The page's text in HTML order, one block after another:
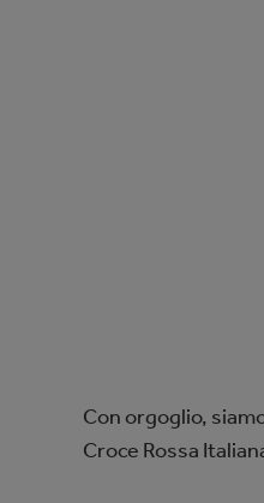
Con orgoglio,
Croce Rossa